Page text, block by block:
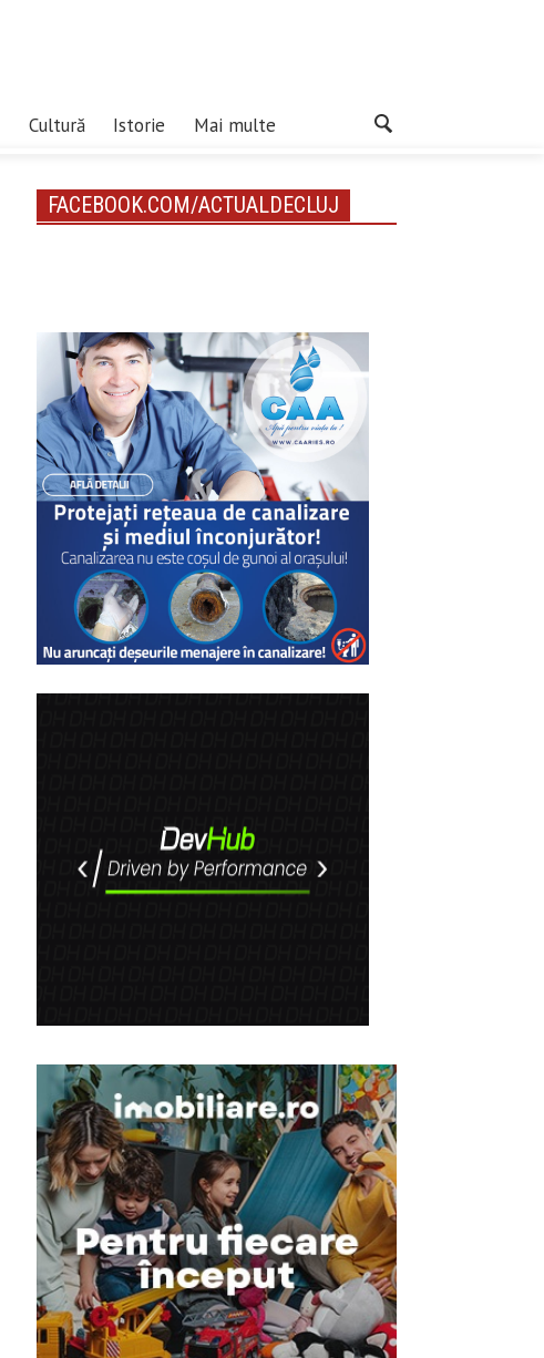
Cultură Istorie Mai multe
FACEBOOK.COM/ACTUALDECLUJ